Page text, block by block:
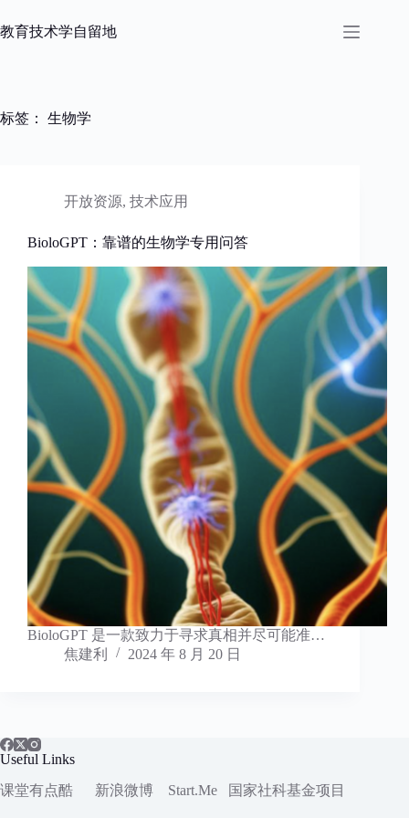
过
教育技术学自留地
标签： 生物学
开放资源, 技术应用
BioloGPT：靠谱的生物学专用问答
BioloGPT 是一款致力于寻求真相并尽可能准…
焦建利
2024 年 8 月 20 日
Useful Links
课堂有点酷
新浪微博 Start.Me 国家社科基金项目